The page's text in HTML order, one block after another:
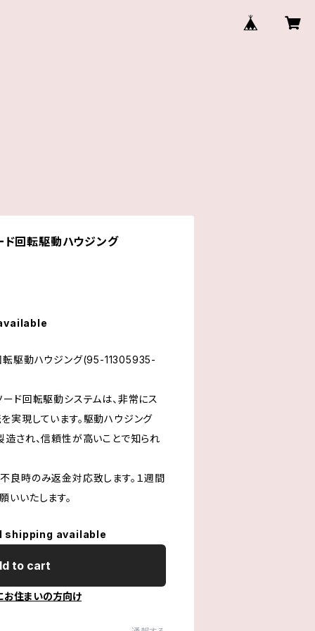
回転駆動ハウジング
転駆動ハウジング(95-11305935-
ド回転駆動システムは、非常にス
実現しています。駆動ハウジング
造され、信頼性が高いことで知られ
良時のみ返金対応致します。１週間
いたします。
shipping available
to cart
お住まいの方向け